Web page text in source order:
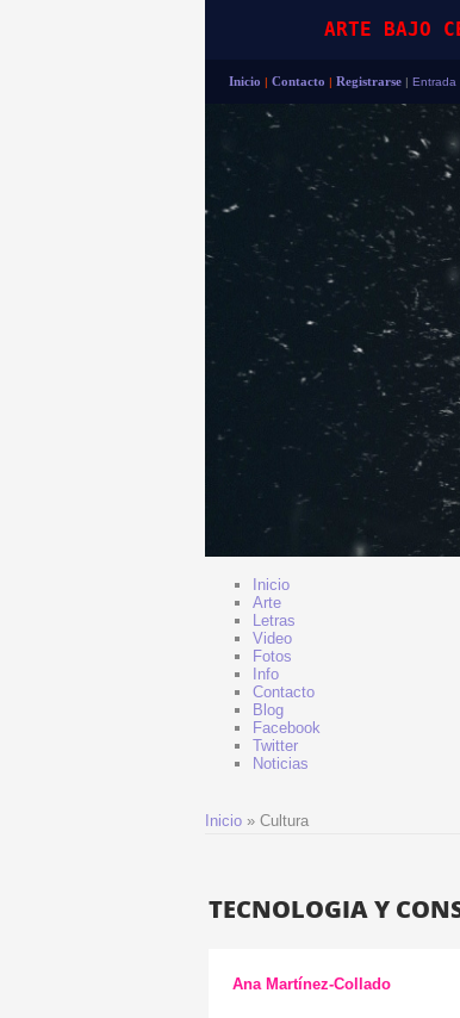
ARTE BAJO
Inicio | Contacto | Registrarse | Entrada
Inicio
Arte
Letras
Video
Fotos
Info
Contacto
Blog
Facebook
Twitter
Noticias
Inicio » Cultura
TECNOLOGIA Y
Ana Martínez-Collado